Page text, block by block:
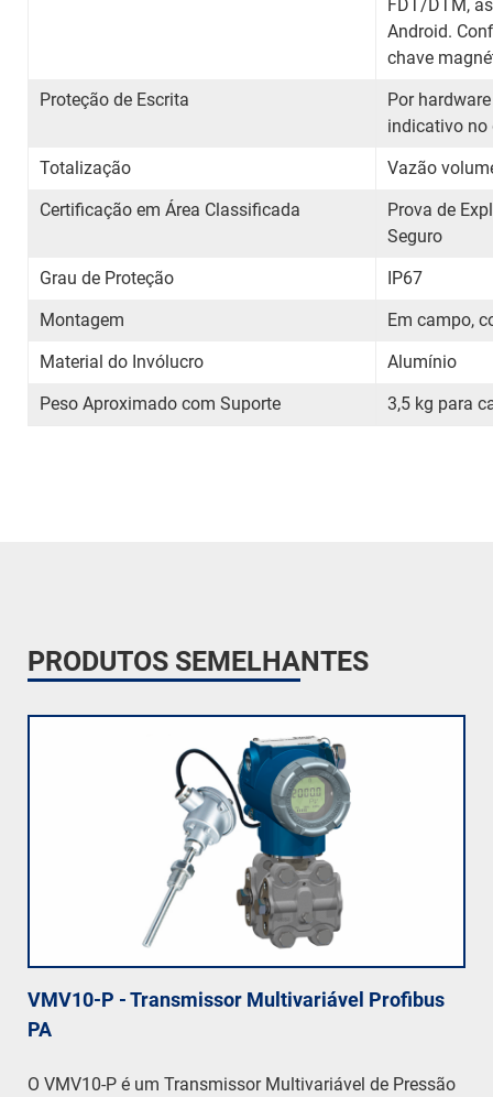
FDT/DTM,
Android.
chave
Proteção de Escrita
Por
indicativo no
Totalização
Vazão
Certificação em Área Classificada
Prova de
Seguro
Grau de Proteção
IP67
Montagem
Em campo,
Material do Invólucro
Alumínio
Peso Aproximado com Suporte
3,5 kg para
PRODUTOS SEMELHANTES
VMV10-P - Transmissor Multivariável Profibus
PA
O VMV10-P é um Transmissor Multivariável de Pressão